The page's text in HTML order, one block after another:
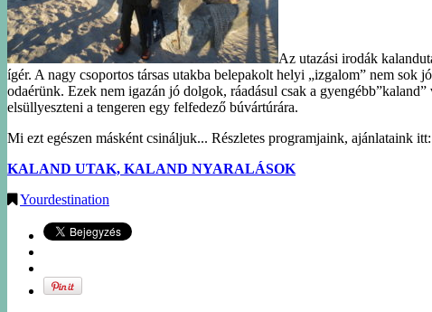
Az utazási irodák
ígér. A nagy csoportos társas utakba belepakolt helyi „izgalom” nem
odaérünk. Ezek nem igazán jó dolgok, ráadásul csak a
elsüllyeszteni a tengeren egy felfedező búvártúrára.
Mi ezt egészen másként csináljuk... Részletes programjaink, ajánlataink itt:
KALAND UTAK, KALAND NYARALÁSOK
Yourdestination